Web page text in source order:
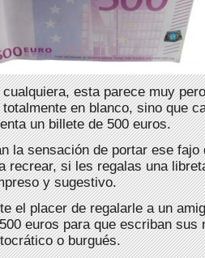
esta parece muy
en blanco, sino que
un billete de 500 euros.
la sensación de portar ese fajo
recrear, si les regalas una
y sugestivo.
el placer de regalarle a un
euros para que escriban sus
o burgués.